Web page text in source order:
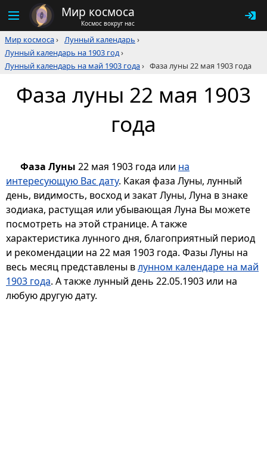
Мир космоса
Космос вокруг нас
Мир космоса› Лунный календарь ›
Лунный календарь на 1903 год›
Лунный календарь на май 1903 года› Фаза луны 22 мая 1903 года
Фаза луны 22 мая 1903
года
Фаза Луны 22 мая 1903 года или на
интересующую Вас дату. Какая фаза Луны, лунный
день, видимость, восход и закат Луны, Луна в знаке
зодиака, растущая или убывающая Луна Вы можете
посмотреть на этой странице. А также
характеристика лунного дня, благоприятный период
и рекомендации на 22 мая 1903 года. Фазы Луны на
весь месяц представлены влунном календаре на май
1903 года. А также лунный день 22.05.1903 или на
любую другую дату.